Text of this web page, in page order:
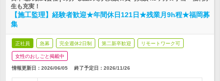
生も充実！
【施工監理】経験者歓迎★年間休日121日★残業月9h程★福岡募
集
正社員 急募 完全週休2日制 第二新卒歓迎 リモートワーク可
女性のおしごと掲載中
情報更新日：2026/06/05 終了予定日： 2026/11/26